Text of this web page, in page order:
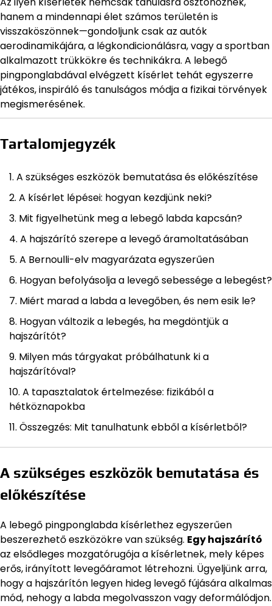
hanem a mindennapi élet számos területén is
visszaköszönnek—gondoljunk csak az autók
aerodinamikájára, a légkondicionálásra, vagy a sportban
alkalmazott trükkökre és technikákra. A lebegő
pingponglabdával elvégzett kísérlet tehát egyszerre
játékos, inspiráló és tanulságos módja a fizikai törvények
megismerésének.
Tartalomjegyzék
A szükséges eszközök bemutatása és előkészítése
A kísérlet lépései: hogyan kezdjünk neki?
Mit figyelhetünk meg a lebegő labda kapcsán?
A hajszárító szerepe a levegő áramoltatásában
A Bernoulli-elv magyarázata egyszerűen
Hogyan befolyásolja a levegő sebessége a lebegést?
Miért marad a labda a levegőben, és nem esik le?
Hogyan változik a lebegés, ha megdöntjük a
hajszárítót?
Milyen más tárgyakat próbálhatunk ki a
hajszárítóval?
A tapasztalatok értelmezése: fizikából a
hétköznapokba
Összegzés: Mit tanulhatunk ebből a kísérletből?
A szükséges eszközök bemutatása és
előkészítése
A lebegő pingponglabda kísérlethez egyszerűen
beszerezhető eszközökre van szükség. Egy hajszárító
az elsődleges mozgatórugója a kísérletnek, mely képes
erős, irányított levegőáramot létrehozni. Ügyeljünk arra,
hogy a hajszárítón legyen hideg levegő fújására alkalmas
mód, nehogy a labda megolvasszon vagy deformálódjon.